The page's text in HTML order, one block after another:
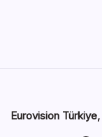
Eurovision Türkiye,